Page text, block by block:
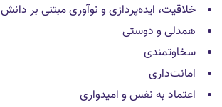
خلاقيت، ايده‌پردازى و نو‌آورى مبتنى بر دانش
همدلى و دوستى
سخاوتمندى
امانت‌دارى
اعتماد به نفس و اميدوارى